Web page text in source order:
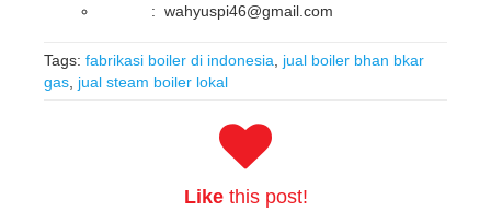
: wahyuspi46@gmail.com
Tags: fabrikasi boiler di indonesia, jual boiler bhan bkar
gas, jual steam boiler lokal
Likethis post!